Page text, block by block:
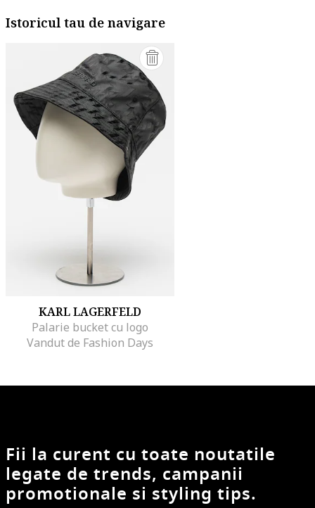
Istoricul tau de navigare
KARL LAGERFELD
Palarie bucket cu logo
Vandut de Fashion Days
Fii la curent cu toate noutatile
legate de trends, campanii
promotionale si styling tips.